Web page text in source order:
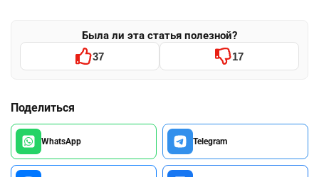
Была ли эта статья полезной?
37 17
Поделиться
WhatsApp Telegram